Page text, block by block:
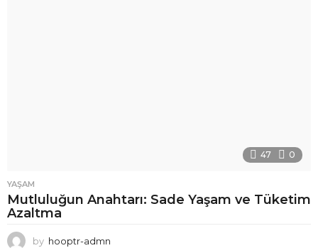
47 0
YAŞAM
Mutluluğun Anahtarı: Sade Yaşam ve Tüketim
Azaltma
by hooptr-admn